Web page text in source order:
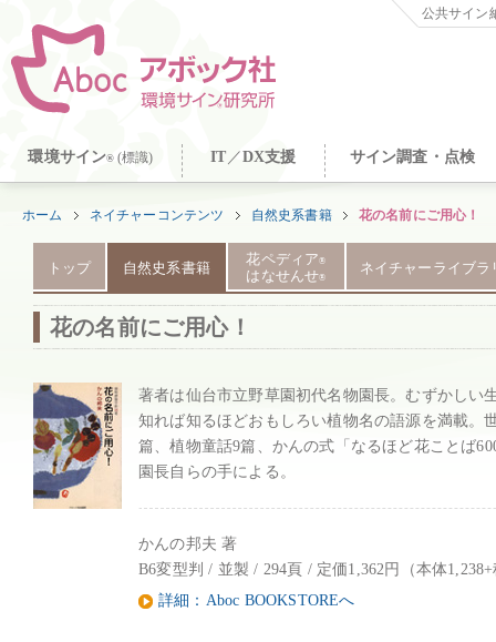
公共サイン
環境サイン® (標識) IT ／DX支援 サイン調査・点検
ホーム ネイチャーコンテンツ 自然史系書籍 花の名前にご用心！
トップ 自然史系書籍
花ペディア®
はなせんせ®
ネイチャーライブラ
花の名前にご用心！
著者は仙台市立野草園初代名物園長。むずかしい
知れば知るほどおもしろい植物名の語源を満載。
篇、植物童話9篇、かんの式「なるほど花ことば
園長自らの手による。
かんの邦夫 著
B6変型判 / 並製 / 294頁 / 定価1,362円（本体
詳細：Aboc BOOKSTOREへ